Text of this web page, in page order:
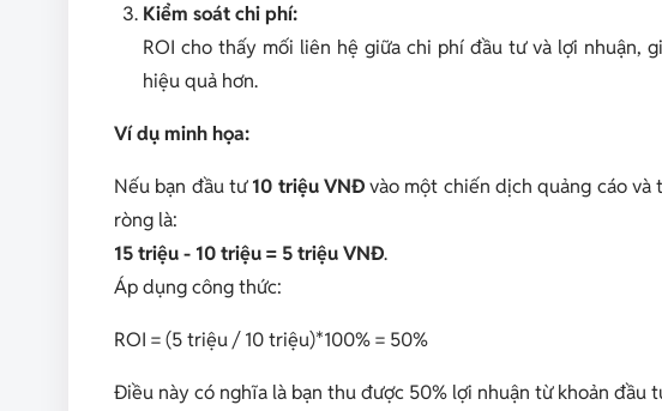
Kiểm soát chi phí:
ROI cho thấy mối liên hệ giữa chi phí đầu tư và lợi nhuận,
hiệu quả hơn.
Ví dụ minh họa:
Nếu bạn đầu tư10 triệu VNĐvào một chiến dịch quảng cáo và
ròng là:
15 triệu - 10 triệu = 5 triệu VNĐ.
Áp dụng công thức:
ROI = (5 triệu / 10 triệu)*100% = 50%
Điều này có nghĩa là bạn thu được 50% lợi nhuận từ khoản đầu